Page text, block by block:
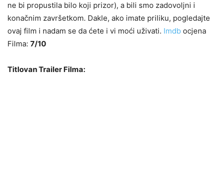
ne bi propustila bilo koji prizor), a bili smo zadovoljni i
konačnim završetkom. Dakle, ako imate priliku, pogledajte
ovaj film i nadam se da ćete i vi moći uživati. Imdb ocjena
Filma: 7/10
Titlovan Trailer Filma: